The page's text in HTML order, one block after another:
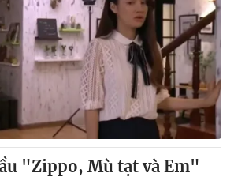
"Zippo, Mù tạt và Em"